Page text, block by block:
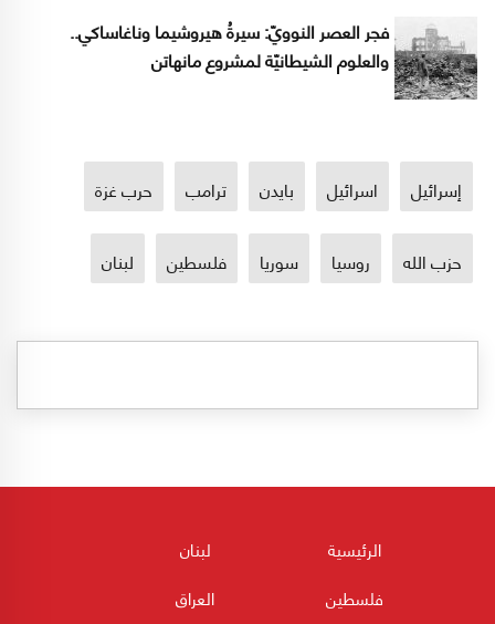
فجر العصر النوويّ: سيرةُ هيروشيما وناغاساكي..
والعلوم الشيطانيّة لمشروع مانهاتن
إسرائيل اسرائيل بايدن ترامب حرب غزة
حزب الله روسيا سوريا فلسطين لبنان
الرئيسية
لبنان
فلسطين
العراق